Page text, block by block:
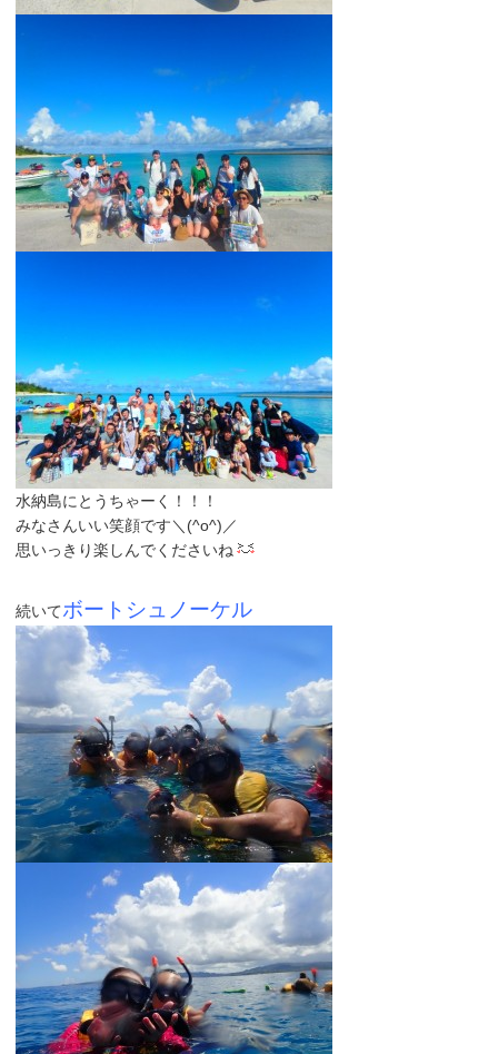
水納島にとうちゃーく！！！
みなさんいい笑顔です＼(^o^)／
思いっきり楽しんでくださいね
続いてボートシュノーケル